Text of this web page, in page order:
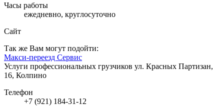
Часы работы
ежедневно, круглосуточно
Сайт
Так же Вам могут подойти:
Макси-переезд Сервис
Услуги профессиональных грузчиков ул. Красных Партизан,
16, Колпино
Телефон
+7 (921) 184-31-12